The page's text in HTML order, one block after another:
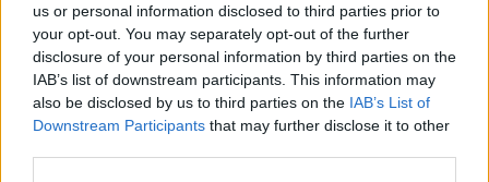
us or personal information disclosed to third parties prior to
your opt-out. You may separately opt-out of the further
disclosure of your personal information by third parties on the
IAB’s list of downstream participants. This information may
also be disclosed by us to third parties on the IAB’s List of
Downstream Participants that may further disclose it to other
ΠΡΟΣΘΕΣΤΕ ΤΟ ΣΧΟΛΙΟ ΣΑΣ